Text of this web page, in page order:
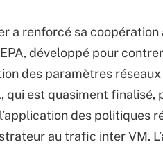
a renforcé sa
développé pour
des paramètres
qui est quasiment
des politiques
au trafic inter VM.